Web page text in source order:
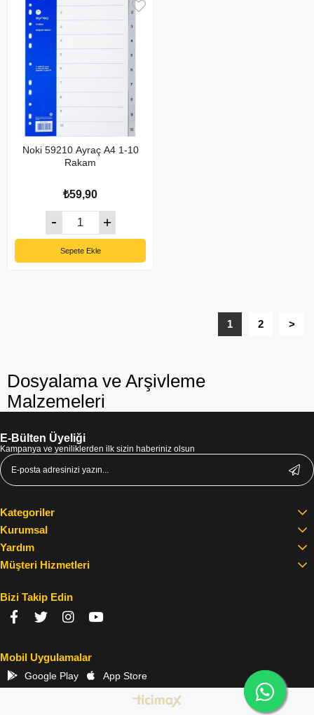
Noki 59210 Ayraç A4 1-10
Rakam
₺59,90
Sepete Ekle
1 2 >
Dosyalama ve Arşivleme
Malzemeleri
E-Bülten Üyeliği
Kampanya ve yeniliklerden ilk sizin haberiniz olsun
Kategoriler
Kurumsal
Yardım
Müşteri Hizmetleri
Bizi Takip Edin
Mobil Uygulamalar
Google Play App Store